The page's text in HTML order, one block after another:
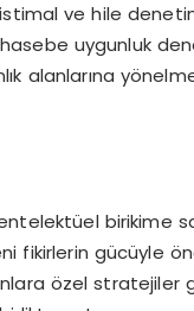
ve hile
uygunluk
alanlarına
birikime
fikirlerin gücüyle
özel stratejiler